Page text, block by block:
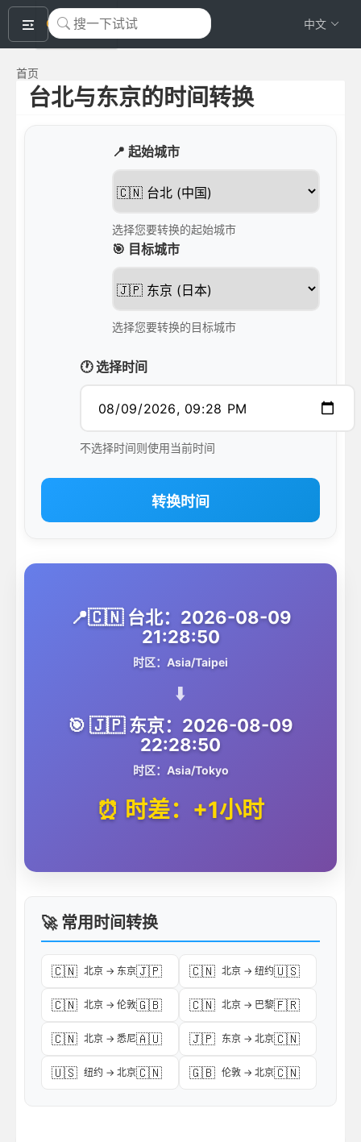
okeyTool 中文
首页
台北与东京的时间转换
📍 起始城市
选择您要转换的起始城市
🎯 目标城市
选择您要转换的目标城市
🕐 选择时间
不选择时间则使用当前时间
转换时间
📍🇨🇳 台北：2026-08-09
21:28:50
时区：Asia/Taipei
⬇️
🎯 🇯🇵 东京：2026-08-09
22:28:50
时区：Asia/Tokyo
⏰ 时差：+1小时
🚀 常用时间转换
🇨🇳 北京 → 东京🇯🇵 🇨🇳 北京 → 纽约🇺🇸
🇨🇳 北京 → 伦敦🇬🇧 🇨🇳 北京 → 巴黎🇫🇷
🇨🇳 北京 → 悉尼🇦🇺 🇯🇵 东京 → 北京🇨🇳
🇺🇸 纽约 → 北京🇨🇳 🇬🇧 伦敦 → 北京🇨🇳